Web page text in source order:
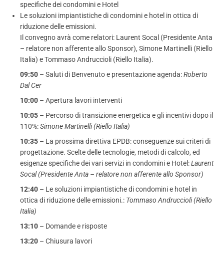
specifiche dei condomini e Hotel
Le soluzioni impiantistiche di condomini e hotel in ottica di
riduzione delle emissioni.
Il convegno avrà come relatori: Laurent Socal (Presidente Anta
– relatore non afferente allo Sponsor), Simone Martinelli (Riello
Italia) e Tommaso Andruccioli (Riello Italia).
09:50 – Saluti di Benvenuto e presentazione agenda:Roberto
Dal Cer
10:00 – Apertura lavori interventi
10:05 – Percorso di transizione energetica e gli incentivi dopo il
110%:Simone Martinelli (Riello Italia)
10:35 – La prossima direttiva EPDB: conseguenze sui criteri di
progettazione. Scelte delle tecnologie, metodi di calcolo, ed
esigenze specifiche dei vari servizi in condomini e Hotel:Laurent
Socal (Presidente Anta – relatore non afferente allo Sponsor)
12:40 – Le soluzioni impiantistiche di condomini e hotel in
ottica di riduzione delle emissioni.: Tommaso Andruccioli (Riello
Italia)
13:10 – Domande e risposte
13:20 – Chiusura lavori